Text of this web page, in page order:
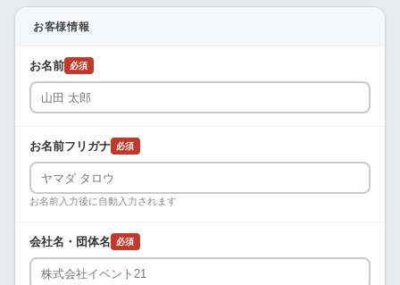
お客様情報
お名前 必須
お名前フリガナ 必須
お名前入力後に自動入力されます
会社名・団体名 必須